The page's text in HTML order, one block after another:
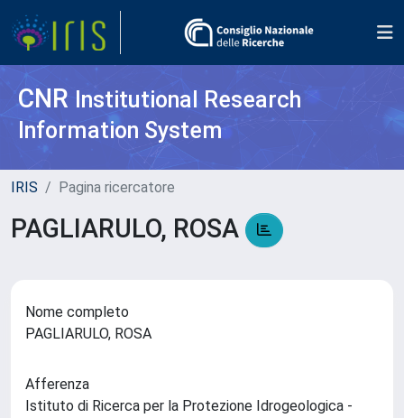
CNR Institutional Research
Information System
IRIS Pagina ricercatore
PAGLIARULO, ROSA
Nome completo
PAGLIARULO, ROSA
Afferenza
Istituto di Ricerca per la Protezione Idrogeologica -